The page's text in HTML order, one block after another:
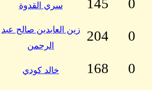
0
145 سري القدوة
0
204
زين العابدين صالح عبد
الرحمن
0
168 خالد كودي